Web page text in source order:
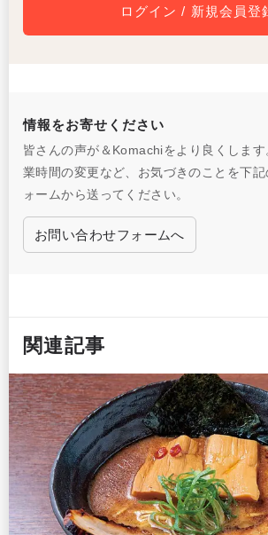
ログイン / 新規会員登
情報をお寄せください
皆さんの声が＆Komachiをより良くしま
業時間の変更など、お気づきのことを下
ォームから送ってください。
お問い合わせフォームへ
関連記事